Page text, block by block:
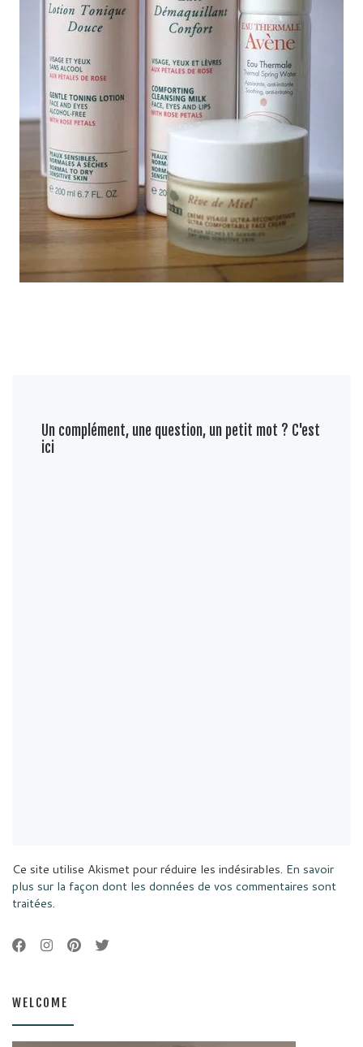
Un complément, une question, un petit mot ? C'est
ici
Ce site utilise Akismet pour réduire les indésirables. En savoir
plus sur la façon dont les données de vos commentaires sont
traitées.
WELCOME